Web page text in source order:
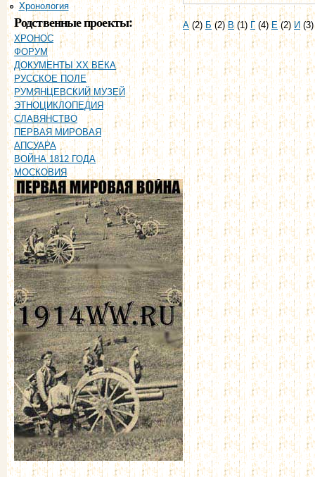
Хронология
Родственные проекты:
ХРОНОС
ФОРУМ
ДОКУМЕНТЫ XX ВЕКА
РУССКОЕ ПОЛЕ
РУМЯНЦЕВСКИЙ МУЗЕЙ
ЭТНОЦИКЛОПЕДИЯ
СЛАВЯНСТВО
ПЕРВАЯ МИРОВАЯ
АПСУАРА
ВОЙНА 1812 ГОДА
МОСКОВИЯ
А(2)Б(2)В(1)Г (4)Е (2)И